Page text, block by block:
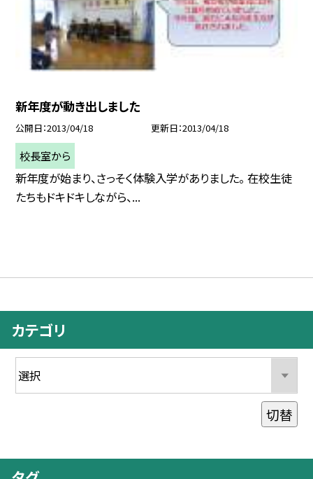
新年度が動き出しました
公開日 2013/04/18 更新日 2013/04/18
校長室から
新年度が始まり、さっそく体験入学がありました。 在校生徒
たちもドキドキしながら、...
カテゴリ
切替